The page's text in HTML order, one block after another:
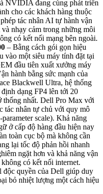
NVIDIA đang cùng phát triển
cho các khách hàng thuộc
tác nhân AI tự hành vận
nhạy cảm trong những môi
có kết nối mạng bên ngoài.
– Bằng cách gói gọn hiệu
vào một siêu máy tính đặt tại
đầu tiên xuất xưởng máy
hành bằng sức mạnh của
Blackwell Ultra, hệ thống
dạng FP4 lên tới 20
thống nhất. Dell Pro Max với
tác nhân tự chủ với quy mô
scale). Khả năng
ở cấp độ hàng đầu hiện nay
toàn cục bộ mà không cần
lại tốc độ phản hồi nhanh
ngặt hơn và khả năng vận
có kết nối internet.
quyền của Dell giúp duy
bỏ nhiệt lượng một cách hiệu